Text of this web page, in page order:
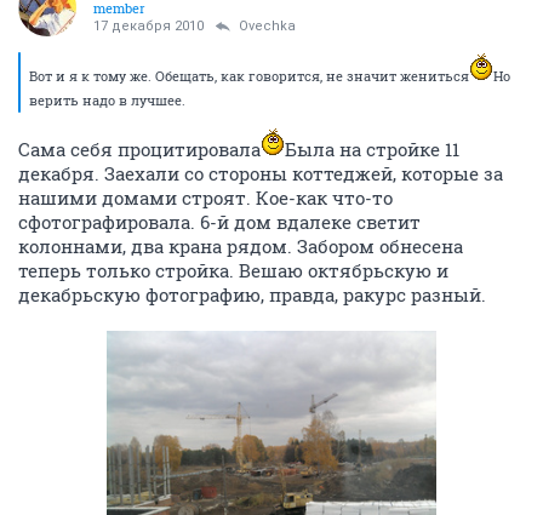
member
17 декабря 2010 Ovechka
Вот и я к тому же. Обещать, как говорится, не значит жениться
Но
верить надо в лучшее.
Сама себя процитировала
Была на стройке 11
декабря. Заехали со стороны коттеджей, которые за
нашими домами строят. Кое-как что-то
сфотографировала. 6-й дом вдалеке светит
колоннами, два крана рядом. Забором обнесена
теперь только стройка. Вешаю октябрьскую и
декабрьскую фотографию, правда, ракурс разный.